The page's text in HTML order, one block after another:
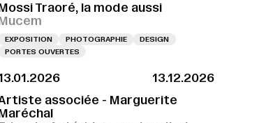
Traoré, la mode aussi
EXPOSITION PHOTOGRAPHIE
DESIGN
PORTES OUVERTES
LE 04.12.2026 À 18H VERNISSAGE LE 04.12.2026 À 18H
À 18H VERNISSAGE LE 05.12.2026 À 18H VERNISSAGE LE
13.12.2026
associée - Marguerite